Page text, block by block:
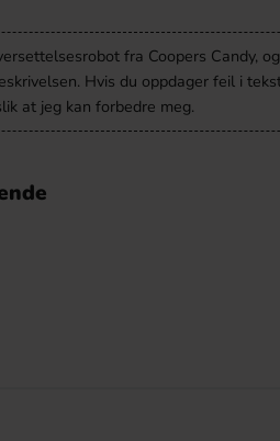
fra Coopers Candy,
Hvis du oppdager feil i
at jeg kan forbedre meg.